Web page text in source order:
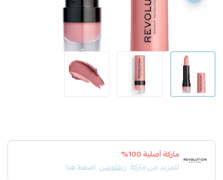
ماركة أصلية 100%
للمزيد من ماركة ريفلوشن اضغط هنا